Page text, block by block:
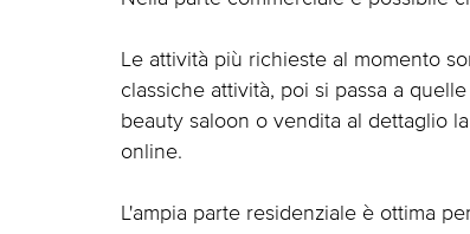
Le attività più richieste al momento
classiche attività, poi si passa a
beauty saloon o vendita al dettaglio
online.
L'ampia parte residenziale è ottima